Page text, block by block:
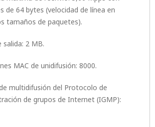
de 64 bytes (velocidad de línea en
tamaños de paquetes).
salida: 2 MB.
MAC de unidifusión: 8000.
multidifusión del Protocolo de
de grupos de Internet (IGMP):